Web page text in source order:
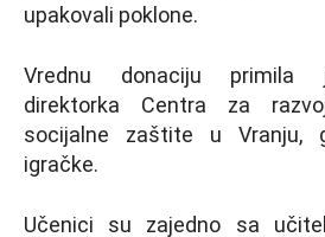
upakovali poklone.
Vrednu donaciju
direktorka Centra za
socijalne zaštite u Vranju,
igračke.
Učenici su zajedno sa